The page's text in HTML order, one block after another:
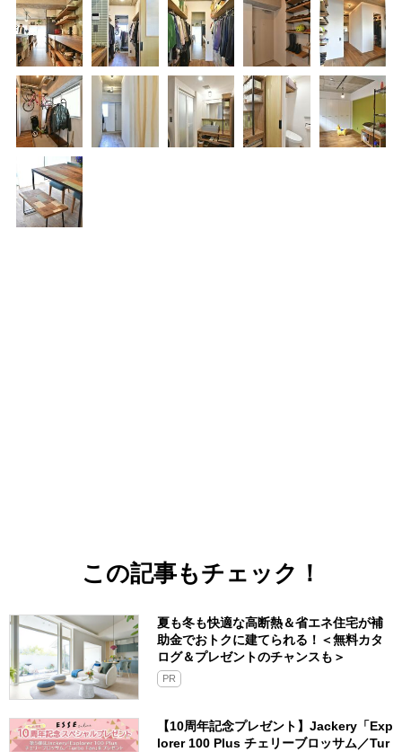
この記事もチェック！
夏も冬も快適な高断熱＆省エネ住宅が補
助金でおトクに建てられる！＜無料カタ
ログ＆プレゼントのチャンスも＞
PR
【10周年記念プレゼント】Jackery「Exp
lorer 100 Plus チェリーブロッサム／Tur